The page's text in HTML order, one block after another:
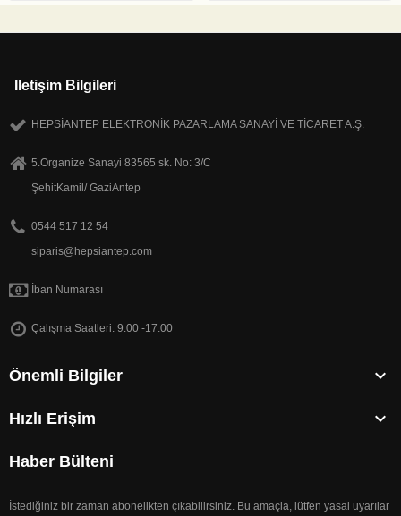
Iletişim Bilgileri
HEPSİANTEP ELEKTRONİK PAZARLAMA SANAYİ VE TİCARET A.Ş.
5.Organize Sanayi 83565 sk. No: 3/C
ŞehitKamil/ GaziAntep
0544 517 12 54
siparis@hepsiantep.com
İban Numarası
Çalışma Saatleri: 9.00 -17.00
Önemli Bilgiler 
Hızlı Erişim 
Haber Bülteni
İstediğiniz bir zaman abonelikten çıkabilirsiniz. Bu amaçla, lütfen yasal uyarılar